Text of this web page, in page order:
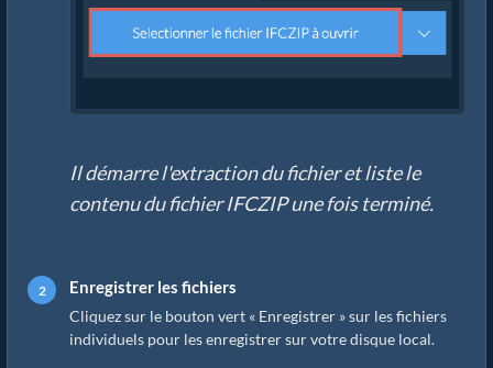
Il démarre l'extraction du fichier et liste le
contenu du fichier IFCZIP une fois terminé.
Enregistrer les fichiers
Cliquez sur le bouton vert « Enregistrer » sur les fichiers
individuels pour les enregistrer sur votre disque local.